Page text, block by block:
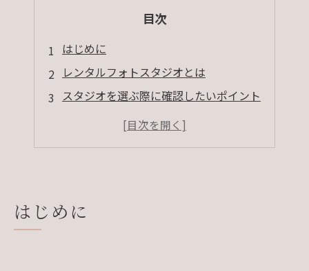
目次
はじめに
レンタルフォトスタジオとは
スタジオを選ぶ際に確認したいポイント
比較して選びたいポイント
会社概要
はじめに